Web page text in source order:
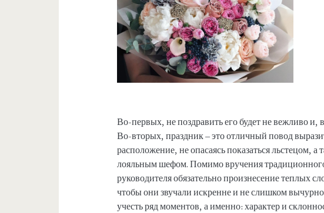
Во-первых, не поздравить его будет не вежливо и,
Во-вторых, праздник – это отличный повод
расположение, не опасаясь показаться льстецом,
лояльным шефом. Помимо вручения
руководителя обязательно произнесение теплых
чтобы они звучали искренне и не слишком
учесть ряд моментов, а именно: характер и